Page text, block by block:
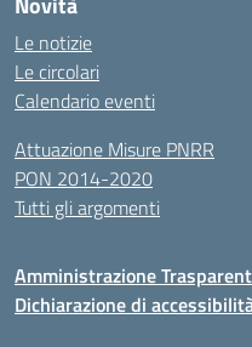
Le notizie
Le circolari
Calendario eventi
Attuazione Misure PNRR
PON 2014-2020
Tutti gli argomenti
Amministrazione
Dichiarazione di